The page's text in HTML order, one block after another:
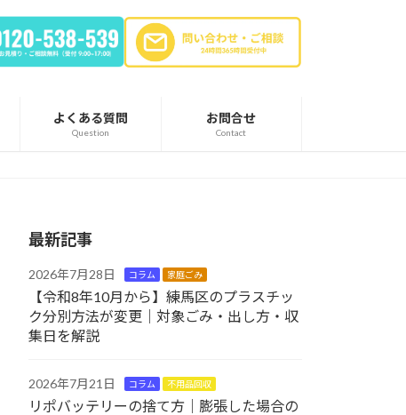
よくある質問
Question
お問合せ
Contact
最新記事
2026年7月28日 コラム 家庭ごみ
【令和8年10月から】練馬区のプラスチッ
ク分別方法が変更｜対象ごみ・出し方・収
集日を解説
2026年7月21日 コラム 不用品回収
リポバッテリーの捨て方｜膨張した場合の